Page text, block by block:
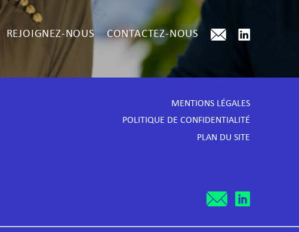
REJOIGNEZ-NOUS CONTACTEZ-NOUS
MENTIONS LÉGALES
POLITIQUE DE CONFIDENTIALITÉ
PLAN DU SITE